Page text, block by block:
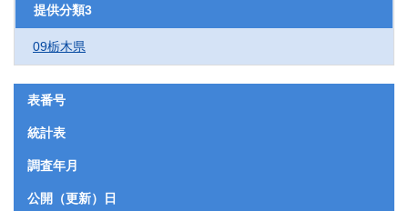
提供分類3
09栃木県
表番号
統計表
調査年月
公開（更新）日